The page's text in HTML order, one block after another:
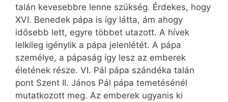
talán kevesebbre lenne szükség. Érdekes, hogy
XVI. Benedek pápa is így látta, ám ahogy
idősebb lett, egyre többet utazott. A hívek
lelkileg igénylik a pápa jelenlé­tét. A pápa
személye, a pápaság így lesz az emberek
életének része. VI. Pál pápa szándéka talán
pont Szent II. János Pál pápa temetésénél
mutatkozott meg. Az emberek ugyanis ki